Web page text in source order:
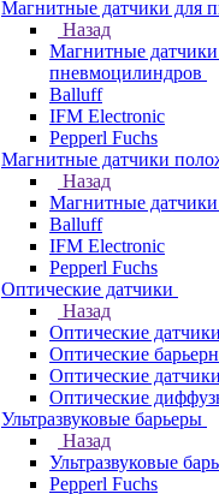
Магнитные датчики для
Назад
Магнитные датчики
пневмоцилиндров
Balluff
IFM Electronic
Pepperl Fuchs
Магнитные датчики
Назад
Магнитные
Balluff
IFM Electronic
Pepperl Fuchs
Оптические датчики
Назад
Оптические датчики
Оптические
Оптические
Оптические
Ультразвуковые барьеры
Назад
Ультразвуковые
Pepperl Fuchs